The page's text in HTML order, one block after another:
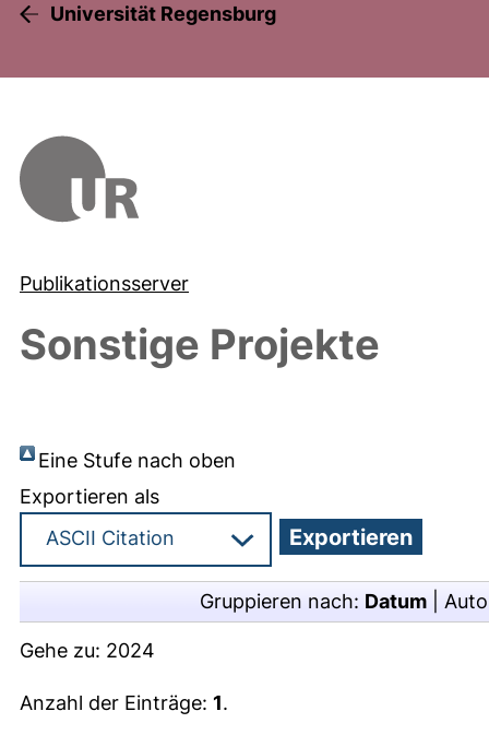
Universität Regensburg
Publikationsserver
Sonstige Projekte
Eine Stufe nach oben
Exportieren als
Gruppieren nach: Datum
Gehe zu: 2024
Anzahl der Einträge: 1.